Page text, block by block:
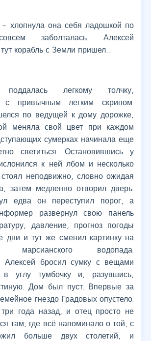
хлопнула она себя ладошкой по
заболталась. Алексей
корабль с Земли пришел…
поддалась легкому толчку,
с привычным легким скрипом.
по ведущей к дому дорожке,
меняла свой цвет при каждом
сумерках начинала еще
светиться. Остановившись у
к ней лбом и несколько
стоял неподвижно, словно ожидая
затем медленно отворил дверь.
едва он переступил порог, а
развернул свою панель
давление, прогноз погоды
дни и тут же сменил картинку на
марсианского водопада.
Алексей бросил сумку с вещами
углу тумбочку и, разувшись,
Дом был пуст. Впервые за
гнездо Градовых опустело.
года назад, и отец просто не
там, где всё напоминало о той, с
больше двух столетий, и